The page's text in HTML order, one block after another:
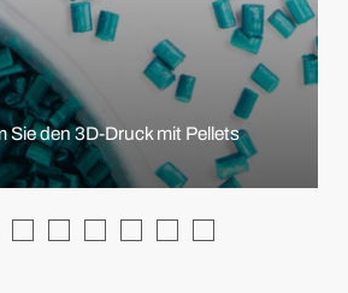
Sie den 3D-Druck mit Pellets